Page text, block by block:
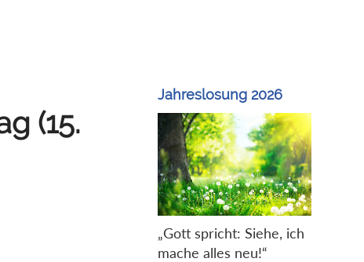
(15.
Jahreslosung 2026
„Gott spricht: Siehe, ich
mache alles neu!“